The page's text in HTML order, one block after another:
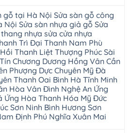
gỗ tại Hà Nội Sửa sàn gỗ công
Nội Sửa sàn nhựa giả gỗ Sửa
nhựa sửa cửa nhựa
Trì Đại Thanh Nam Phù
Thanh Liệt Thượng Phúc Sài
Chương Dương Hồng Vân Cần
Phượng Dực Chuyên Mỹ Đà
Thanh Oai Bình Hà Tĩnh Minh
Hòa Vân Đình Nghệ An Ứng
Ứng Hòa Thanh Hóa Mỹ Đức
Sơn Ninh Bình Hương Sơn
Định Phú Nghĩa Xuân Mai